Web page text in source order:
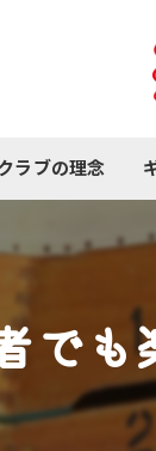
ラブの理念
で